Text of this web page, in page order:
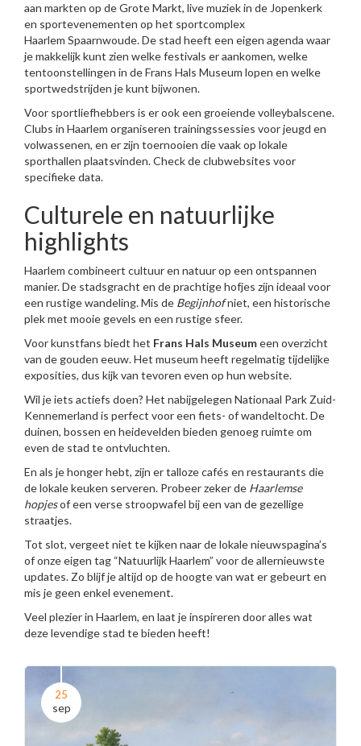
aan markten op de Grote Markt, live muziek in de Jopenkerk
en sportevenementen op het sportcomplex
Haarlem Spaarnwoude. De stad heeft een eigen agenda waar
je makkelijk kunt zien welke festivals er aankomen, welke
tentoonstellingen in de Frans Hals Museum lopen en welke
sportwedstrijden je kunt bijwonen.
Voor sportliefhebbers is er ook een groeiende volleybalscene.
Clubs in Haarlem organiseren trainingssessies voor jeugd en
volwassenen, en er zijn toernooien die vaak op lokale
sporthallen plaatsvinden. Check de clubwebsites voor
specifieke data.
Culturele en natuurlijke
highlights
Haarlem combineert cultuur en natuur op een ontspannen
manier. De stadsgracht en de prachtige hofjes zijn ideaal voor
een rustige wandeling. Mis de Begijnhofniet, een historische
plek met mooie gevels en een rustige sfeer.
Voor kunstfans biedt het Frans Hals Museumeen overzicht
van de gouden eeuw. Het museum heeft regelmatig tijdelijke
exposities, dus kijk van tevoren even op hun website.
Wil je iets actiefs doen? Het nabijgelegen Nationaal Park Zuid-
Kennemerland is perfect voor een fiets- of wandeltocht. De
duinen, bossen en heidevelden bieden genoeg ruimte om
even de stad te ontvluchten.
En als je honger hebt, zijn er talloze cafés en restaurants die
de lokale keuken serveren. Probeer zeker de Haarlemse
hopjesof een verse stroopwafel bij een van de gezellige
straatjes.
Tot slot, vergeet niet te kijken naar de lokale nieuwspagina’s
of onze eigen tag “Natuurlijk Haarlem” voor de allernieuwste
updates. Zo blijf je altijd op de hoogte van wat er gebeurt en
mis je geen enkel evenement.
Veel plezier in Haarlem, en laat je inspireren door alles wat
deze levendige stad te bieden heeft!
25
sep